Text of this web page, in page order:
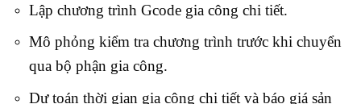
Lập chương trình Gcode gia công chi tiết.
Mô phỏng kiểm tra chương trình trước khi chuyển
qua bộ phận gia công.
Dự toán thời gian gia công chi tiết và báo giá sản